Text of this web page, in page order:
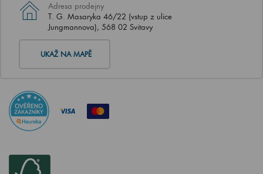
Adresa prodejny
T. G. Masaryka 46/22 (vstup z ulice
Jungmannova), 568 02 Svitavy
UKAŽ NA MAPĚ